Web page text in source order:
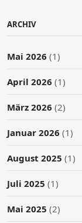
ARCHIV
Mai 2026 (1)
April 2026 (1)
März 2026 (2)
Januar 2026 (1)
August 2025 (1)
Juli 2025 (1)
Mai 2025 (2)